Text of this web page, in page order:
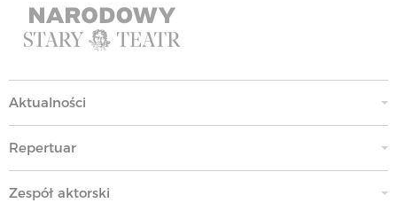
Aktualności
Repertuar
Zespół aktorski